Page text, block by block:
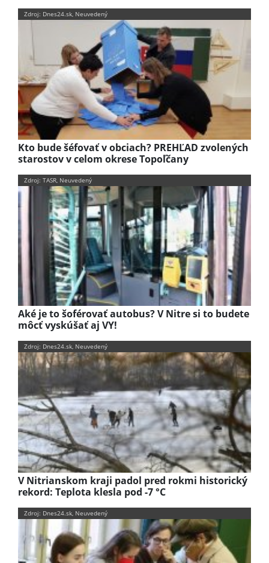
Zdroj: Dnes24.sk, Neuvedený
Kto bude šéfovať v obciach? PREHĽAD zvolených
starostov v celom okrese Topoľčany
Zdroj: TASR, Neuvedený
Aké je to šoférovať autobus? V Nitre si to budete
môcť vyskúšať aj VY!
Zdroj: Dnes24.sk, Neuvedený
V Nitrianskom kraji padol pred rokmi historický
rekord: Teplota klesla pod -7 °C
Zdroj: Dnes24.sk, Neuvedený